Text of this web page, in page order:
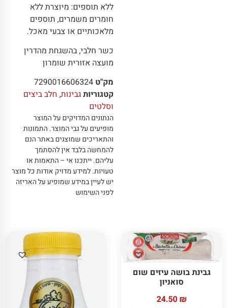
ללא תוספים: מיוצרת ללא
חומרים משמרים, תוספים
מלאכותיים או צבעי מאכל.
כשר חלבי, בהשגחת מהדרין
מועצה אזורית שומרון
מק"ט 7290016606324
קטגוריותגבינות, חלב ביצים
וסלטים
הנתונים המדויקים על המוצר
מופיעים על גבי המוצר.התמונות
והתאריכים שמוצגים באתר הנם
להמחשה בלבד אין להסתמך
עליהם.ייתכנו אי – התאמות או
טעויות.למידע מדויק אודות כל מוצר
יש לעיין במידע שמופיע על האריזה
לפני השימוש
גבינת בושה עיזים שום
סואניון
24.50 ₪